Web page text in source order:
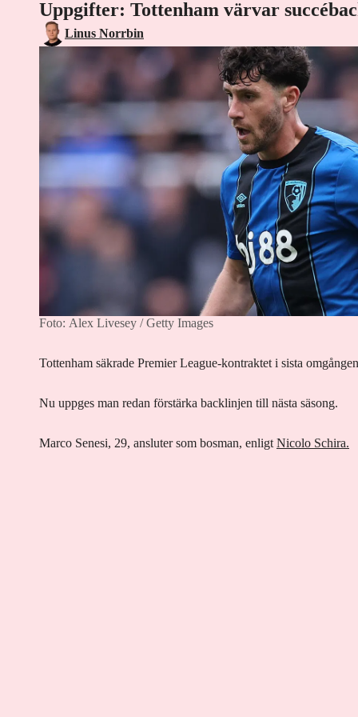
Uppgifter: Tottenham värvar
Linus Norrbin
Foto: Alex Livesey / Getty Images
Tottenham säkrade Premier League-kontraktet i sista
Nu uppges man redan förstärka backlinjen till nästa säsong.
Marco Senesi, 29, ansluter som bosman, enligt Nicolo Schira.